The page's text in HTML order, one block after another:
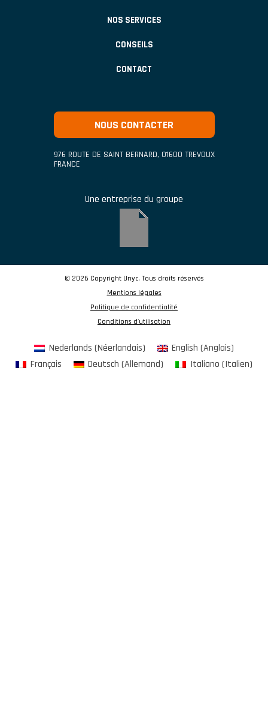
NOS SERVICES
CONSEILS
CONTACT
NOUS CONTACTER
976 ROUTE DE SAINT BERNARD, 01600 TREVOUX
FRANCE
Une entreprise du groupe
© 2026 Copyright Unyc. Tous droits réservés
Mentions légales
Politique de confidentialité
Conditions d'utilisation
Nederlands (Néerlandais) English (Anglais)
Français
Deutsch (Allemand) Italiano (Italien)